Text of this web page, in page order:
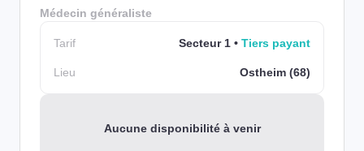
Médecin généraliste
Tarif Secteur 1 Tiers payant
Lieu Ostheim (68)
Aucune disponibilité à venir